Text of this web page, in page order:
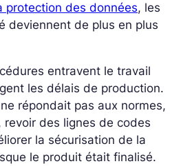
protection des données, les
deviennent de plus en plus
entravent le travail
les délais de production.
répondait pas aux normes,
des lignes de codes
la sécurisation de la
le produit était finalisé.